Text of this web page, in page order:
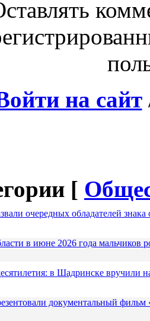
на сайт
[
очередных обладателей знака
в июне 2026 года мальчиков
в Шадринске вручили
документальный